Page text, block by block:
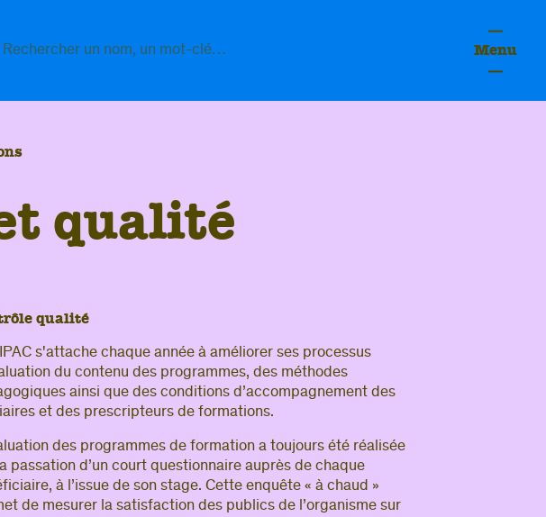
Menu
Si vous êtes membre du CIPAC
accès, puis connectez-vous pour enrichir votre
visite de contenus et d’informations qui vous sont
dédiés.
t qualité
qualité
s'attache chaque année à améliorer ses processus
du contenu des programmes, des méthodes
ainsi que des conditions d’accompagnement des
et des prescripteurs de formations.
des programmes de formation a toujours été réalisée
passation d’un court questionnaire auprès de chaque
à l’issue de son stage. Cette enquête « à chaud »
de mesurer la satisfaction des publics de l’organisme sur